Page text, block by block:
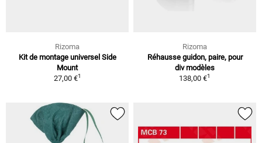
Rizoma
Kit de montage universel Side
Mount
27,00 €1
Rizoma
Réhausse guidon, paire, pour
div modèles
138,00 €1